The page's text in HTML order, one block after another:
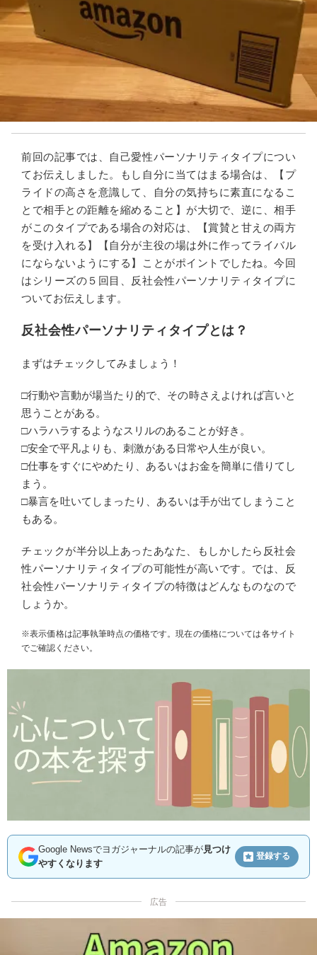
前回の記事では、自己愛性パーソナリティタイプについ
てお伝えしました。もし自分に当てはまる場合は、【プ
ライドの高さを意識して、自分の気持ちに素直になるこ
とで相手との距離を縮めること】が大切で、逆に、相手
がこのタイプである場合の対応は、【賞賛と甘えの両方
を受け入れる】【自分が主役の場は外に作ってライバル
にならないようにする】ことがポイントでしたね。今回
はシリーズの５回目、反社会性パーソナリティタイプに
ついてお伝えします。
反社会性パーソナリティタイプとは？
まずはチェックしてみましょう！
□行動や言動が場当たり的で、その時さえよければ言いと
思うことがある。
□ハラハラするようなスリルのあることが好き。
□安全で平凡よりも、刺激がある日常や人生が良い。
□仕事をすぐにやめたり、あるいはお金を簡単に借りてし
まう。
□暴言を吐いてしまったり、あるいは手が出てしまうこと
もある。
チェックが半分以上あったあなた、もしかしたら反社会
性パーソナリティタイプの可能性が高いです。では、反
社会性パーソナリティタイプの特徴はどんなものなので
しょうか。
※表示価格は記事執筆時点の価格です。現在の価格については各サイト
でご確認ください。
Google Newsでヨガジャーナルの記事が見つけ
やすくなります
登録する
広告